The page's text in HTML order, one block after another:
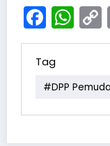
Tag
#DPP